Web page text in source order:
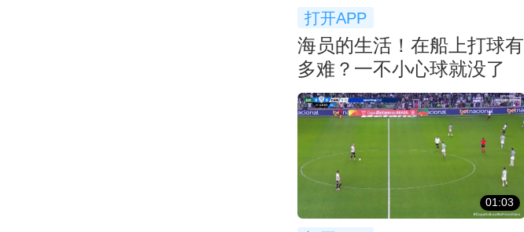
打开APP
海员的生活！在船上打球有
多难？一不小心球就没了
01:03